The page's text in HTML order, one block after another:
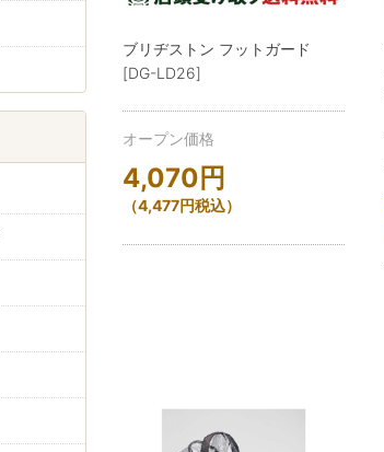
ブリヂストン フットガード
[DG-LD26]
オープン価格
4,070 円
（4,477円税込）